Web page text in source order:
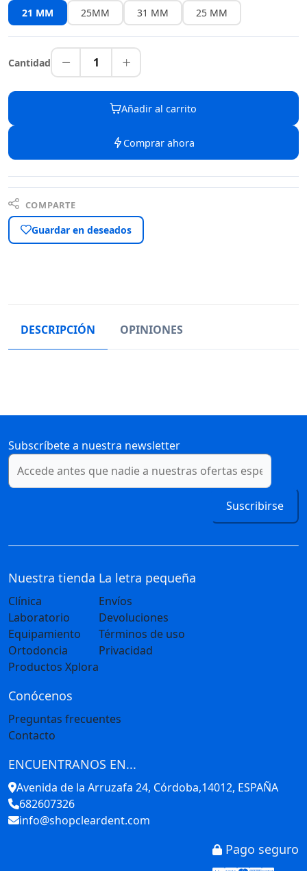
21 MM 25MM 31 MM 25 MM
Cantidad 1
Añadir al carrito
Comprar ahora
COMPARTE
Guardar en deseados
DESCRIPCIÓN OPINIONES
Subscríbete a nuestra newsletter
Suscribirse
Nuestra tienda
Clínica
Laboratorio
Equipamiento
Ortodoncia
Productos Xplora
La letra pequeña
Envíos
Devoluciones
Términos de uso
Privacidad
Conócenos
Preguntas frecuentes
Contacto
ENCUENTRANOS EN...
Avenida de la Arruzafa 24, Córdoba,14012, ESPAÑA
682607326
info@shopcleardent.com
Pago seguro